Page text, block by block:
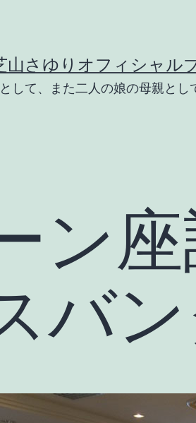
山さゆりオフィシャル
して、また二人の娘の母親と
ン
バ